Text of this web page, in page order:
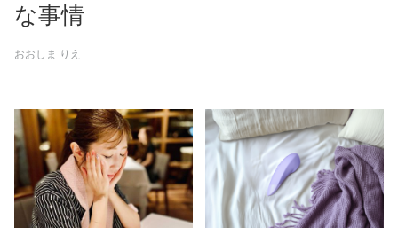
な事情
おおしま りえ